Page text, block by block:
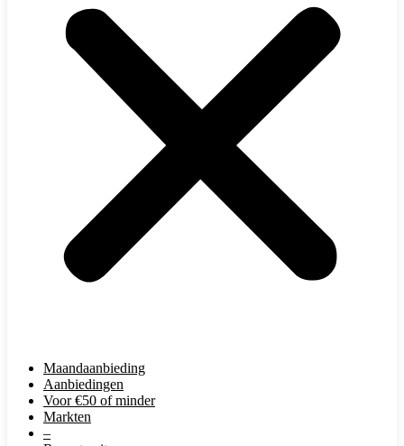
Maandaanbieding
Aanbiedingen
Voor €50 of minder
Markten
–